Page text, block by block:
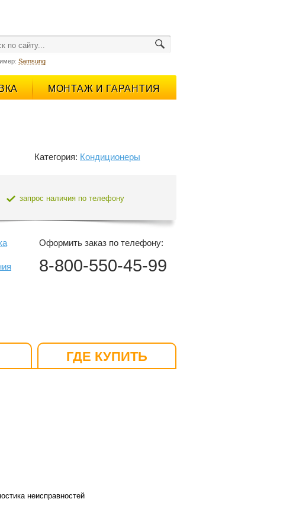
Samsung
МОНТАЖ И ГАРАНТИЯ
Категория: Кондиционеры
запрос наличия по телефону
Оформить заказ по телефону:
8-800-550-45-99
ГДЕ КУПИТЬ
неисправностей